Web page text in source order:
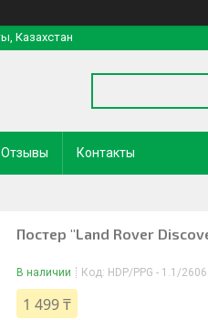
Казахстан
Отзывы Контакты
Постер "Land Rover
В наличии Код: HDP/PPG - 1.1/2606
1 499 ₸